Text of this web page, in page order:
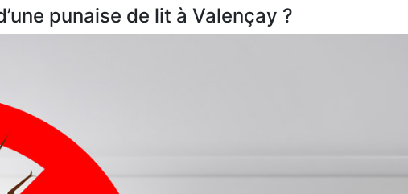
punaise de lit à Valençay ?